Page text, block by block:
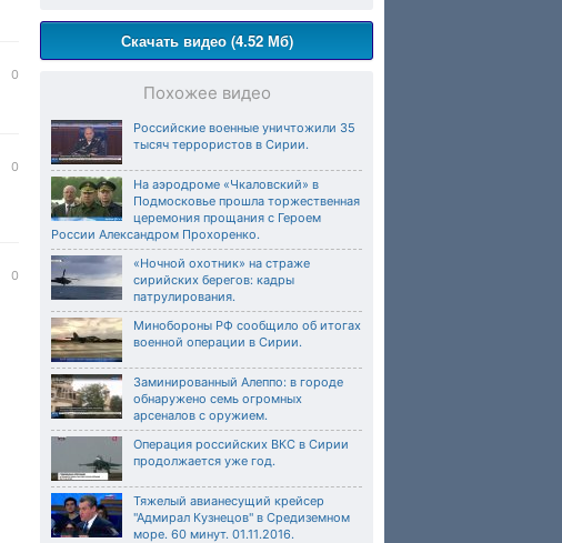
Скачать видео (4.52 Мб)
Похожее видео
Российские военные уничтожили 35
тысяч террористов в Сирии.
На аэродроме «Чкаловский» в
Подмосковье прошла торжественная
церемония прощания с Героем
России Александром Прохоренко.
«Ночной охотник» на страже
сирийских берегов: кадры
патрулирования.
Минобороны РФ сообщило об итогах
военной операции в Сирии.
Заминированный Алеппо: в городе
обнаружено семь огромных
арсеналов с оружием.
Операция российских ВКС в Сирии
продолжается уже год.
Тяжелый авианесущий крейсер
"Адмирал Кузнецов" в Средиземном
море. 60 минут. 01.11.2016.
0
0
0